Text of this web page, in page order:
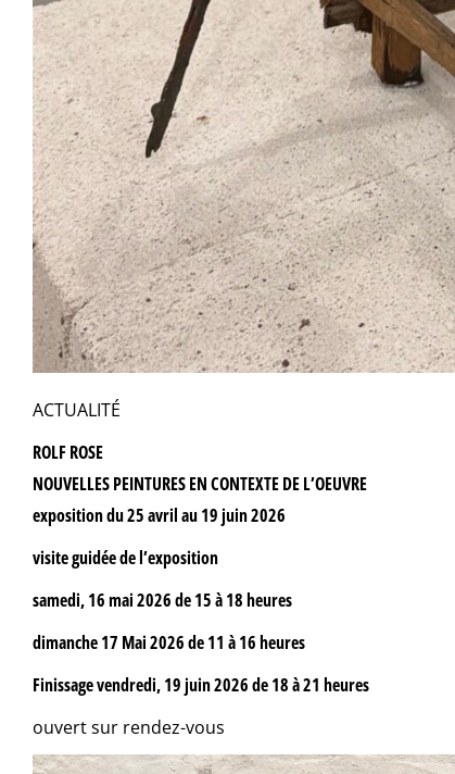
ACTUALITÉ
ROLF ROSE
NOUVELLES PEINTURES EN CONTEXTE DE L’OEUVRE
exposition du 25 avril au 19 juin 2026
visite guidée de l’exposition
samedi, 16 mai 2026 de 15 à 18 heures
dimanche 17 Mai 2026 de 11 à 16 heures
Finissage vendredi, 19 juin 2026 de 18 à 21 heures
ouvert sur rendez-vous